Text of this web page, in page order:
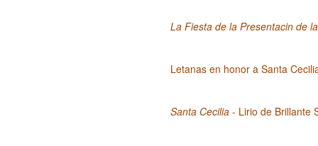
La Fiesta de la Presentacin de
Letanas en honor a Santa
Santa Cecilia - Lirio de Brillante